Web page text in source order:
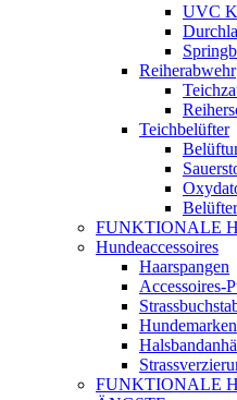
UVC
Reiherabwehr
Teichbelüfter
FUNKTIONALE
Hundeaccessoires
Haarspangen
Accessoires-
Hundemarken
FUNKTIONALE